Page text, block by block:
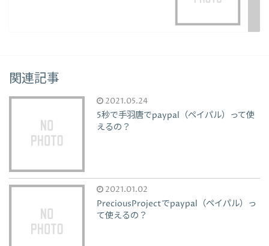
関連記事
2021.05.24
5秒で手羽唐でpaypal（ペイパル）って使
えるの？
2021.01.02
PreciousProjectでpaypal（ペイパル）っ
て使えるの？